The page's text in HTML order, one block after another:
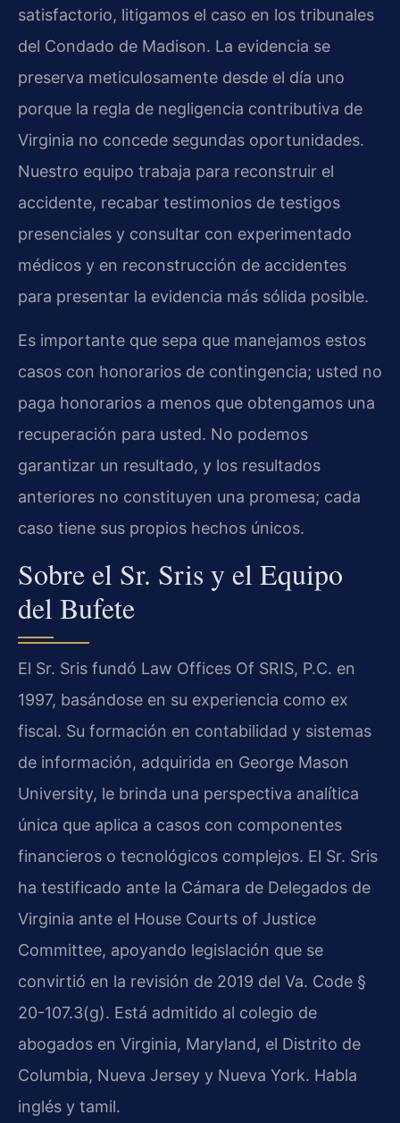
satisfactorio, litigamos el caso en los tribunales
del Condado de Madison. La evidencia se
preserva meticulosamente desde el día uno
porque la regla de negligencia contributiva de
Virginia no concede segundas oportunidades.
Nuestro equipo trabaja para reconstruir el
accidente, recabar testimonios de testigos
presenciales y consultar con experimentado
médicos y en reconstrucción de accidentes
para presentar la evidencia más sólida posible.
Es importante que sepa que manejamos estos
casos con honorarios de contingencia; usted no
paga honorarios a menos que obtengamos una
recuperación para usted. No podemos
garantizar un resultado, y los resultados
anteriores no constituyen una promesa; cada
caso tiene sus propios hechos únicos.
Sobre el Sr. Sris y el Equipo
del Bufete
El Sr. Sris fundó Law Offices Of SRIS, P.C. en
1997, basándose en su experiencia como ex
fiscal. Su formación en contabilidad y sistemas
de información, adquirida en George Mason
University, le brinda una perspectiva analítica
única que aplica a casos con componentes
financieros o tecnológicos complejos. El Sr. Sris
ha testificado ante la Cámara de Delegados de
Virginia ante el House Courts of Justice
Committee, apoyando legislación que se
convirtió en la revisión de 2019 del Va. Code §
20-107.3(g). Está admitido al colegio de
abogados en Virginia, Maryland, el Distrito de
Columbia, Nueva Jersey y Nueva York. Habla
inglés y tamil.